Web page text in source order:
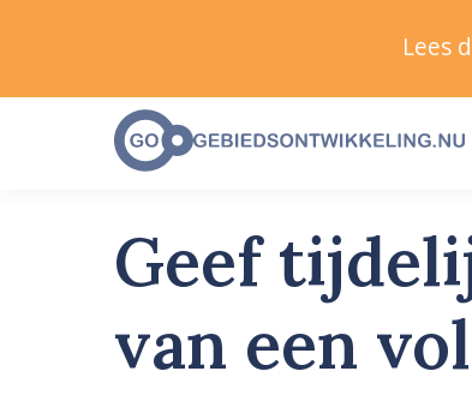
Geef
van een
Lees